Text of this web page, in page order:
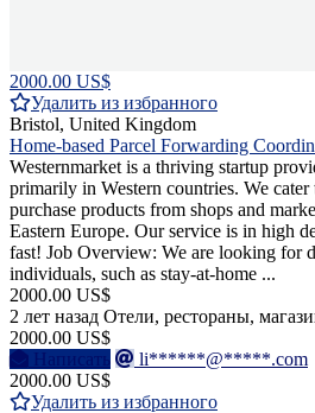
2000.00 US$
Удалить из избранного
Bristol, United Kingdom
Home-based Parcel Forwarding
Westernmarket is a thriving startup
primarily in Western countries. We
purchase products from shops and
Eastern Europe. Our service is in high
fast! Job Overview: We are looking for
individuals, such as stay-at-home ...
2000.00 US$
2 лет назад Отели, рестораны,
2000.00 US$
Написать
li******@*****.com
2000.00 US$
Удалить из избранного